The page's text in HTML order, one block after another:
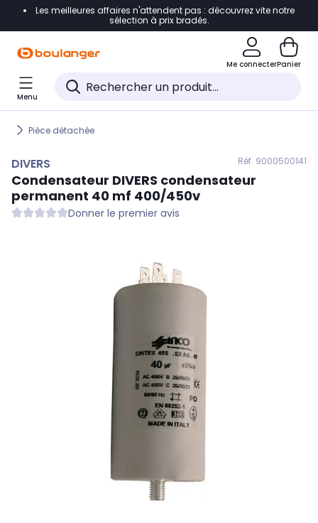
Accéder directement à la navigation
Accéder directement au pied de page
Accéder directement au chatbot
Les meilleures affaires n'attendent pas : découvrez vite notre
sélection à prix bradés.
Me connecterPanier
Menu
Pièce détachée
DIVERS Réf. 9000500141
Condensateur DIVERS condensateur
permanent 40 mf 400/450v
Donner le premier avis